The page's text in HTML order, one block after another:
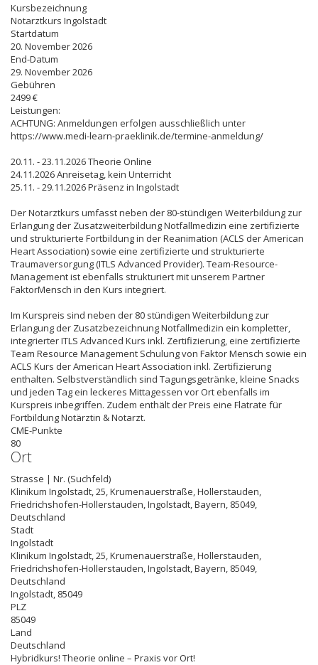
Kursbezeichnung
Notarztkurs Ingolstadt
Startdatum
20. November 2026
End-Datum
29. November 2026
Gebühren
2499 €
Leistungen:
ACHTUNG: Anmeldungen erfolgen ausschließlich unter
https://www.medi-learn-praeklinik.de/termine-anmeldung/
20.11. - 23.11.2026 Theorie Online
24.11.2026 Anreisetag, kein Unterricht
25.11. - 29.11.2026 Präsenz in Ingolstadt
Der Notarztkurs umfasst neben der 80-stündigen Weiterbildung zur
Erlangung der Zusatzweiterbildung Notfallmedizin eine zertifizierte
und strukturierte Fortbildung in der Reanimation (ACLS der American
Heart Association) sowie eine zertifizierte und strukturierte
Traumaversorgung (ITLS Advanced Provider). Team-Resource-
Management ist ebenfalls strukturiert mit unserem Partner
FaktorMensch in den Kurs integriert.
Im Kurspreis sind neben der 80 stündigen Weiterbildung zur
Erlangung der Zusatzbezeichnung Notfallmedizin ein kompletter,
integrierter ITLS Advanced Kurs inkl. Zertifizierung, eine zertifizierte
Team Resource Management Schulung von Faktor Mensch sowie ein
ACLS Kurs der American Heart Association inkl. Zertifizierung
enthalten. Selbstverständlich sind Tagungsgetränke, kleine Snacks
und jeden Tag ein leckeres Mittagessen vor Ort ebenfalls im
Kurspreis inbegriffen. Zudem enthält der Preis eine Flatrate für
Fortbildung Notärztin & Notarzt.
CME-Punkte
80
Ort
Strasse | Nr. (Suchfeld)
Klinikum Ingolstadt, 25, Krumenauerstraße, Hollerstauden,
Friedrichshofen-Hollerstauden, Ingolstadt, Bayern, 85049,
Deutschland
Stadt
Ingolstadt
Klinikum Ingolstadt, 25, Krumenauerstraße, Hollerstauden,
Friedrichshofen-Hollerstauden, Ingolstadt, Bayern, 85049,
Deutschland
Ingolstadt, 85049
PLZ
85049
Land
Deutschland
Hybridkurs! Theorie online – Praxis vor Ort!